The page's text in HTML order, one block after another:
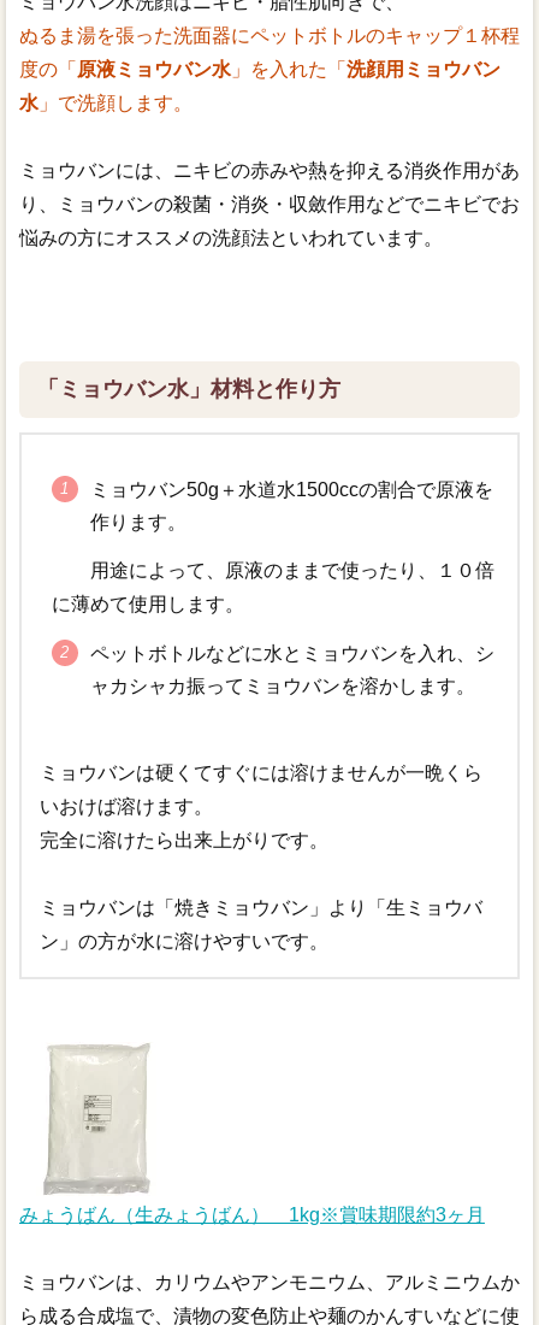
ぬるま湯を張った洗面器にペットボトルのキャップ１杯程
度の「 原液ミョウバン水」を入れた「 洗顔用ミョウバン
水」で洗顔します。
ミョウバンには、ニキビの赤みや熱を抑える消炎作用があ
り、ミョウバンの殺菌・消炎・収斂作用などでニキビでお
悩みの方にオススメの洗顔法といわれています。
「ミョウバン水」材料と作り方
ミョウバン50g＋水道水1500ccの割合で原液を
作ります。
用途によって、原液のままで使ったり、１０倍
に薄めて使用します。
ペットボトルなどに水とミョウバンを入れ、シ
ャカシャカ振ってミョウバンを溶かします。
ミョウバンは硬くてすぐには溶けませんが一晩くら
いおけば溶けます。
完全に溶けたら出来上がりです。
ミョウバンは「焼きミョウバン」より「生ミョウバ
ン」の方が水に溶けやすいです。
みょうばん（生みょうばん） 1kg※賞味期限約3ヶ月
ミョウバンは、カリウムやアンモニウム、アルミニウムか
ら成る合成塩で、漬物の変色防止や麺のかんすいなどに使